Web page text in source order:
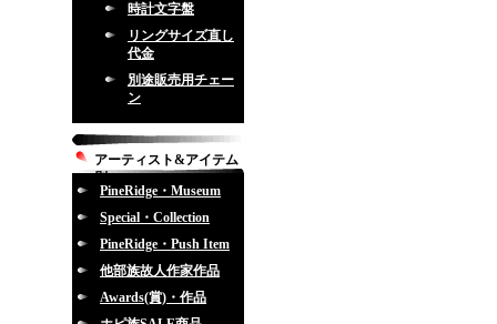
時計文字盤
リングサイズ直し
代金
別途販売用チェー
ン
アーティスト&アイテム
別
PineRidge・Museum
Special・Collection
PineRidge・Push Item
他部族故人作家作品
Awards(賞)・作品